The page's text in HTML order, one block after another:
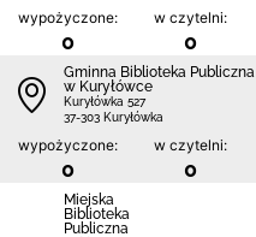
wypożyczone:
0
w czytelni:
0
Gminna Biblioteka Publiczna
w Kuryłówce
Kuryłówka 527
37-303 Kuryłówka
wypożyczone:
0
w czytelni:
0
Miejska
Biblioteka
Publiczna